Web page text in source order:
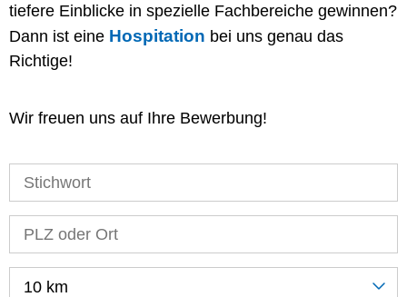
tiefere Einblicke in spezielle Fachbereiche gewinnen?
Dann ist eine Hospitation bei uns genau das
Richtige!
Wir freuen uns auf Ihre Bewerbung!
10 km